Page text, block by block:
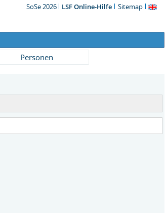
SoSe 2026 LSF Online-Hilfe Sitemap
Personen